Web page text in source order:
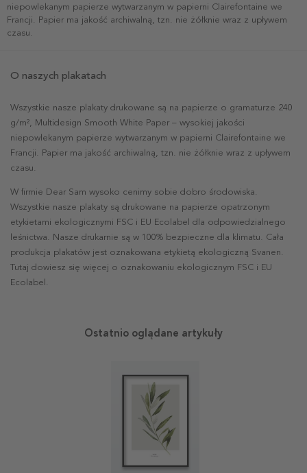
niepowlekanym papierze wytwarzanym w papierni Clairefontaine we
Francji. Papier ma jakość archiwalną, tzn. nie żółknie wraz z upływem
czasu.
O naszych plakatach
Wszystkie nasze plakaty drukowane są na papierze o gramaturze 240
g/m², Multidesign Smooth White Paper – wysokiej jakości
niepowlekanym papierze wytwarzanym w papierni Clairefontaine we
Francji. Papier ma jakość archiwalną, tzn. nie żółknie wraz z upływem
czasu.
W firmie Dear Sam wysoko cenimy sobie dobro środowiska.
Wszystkie nasze plakaty są drukowane na papierze opatrzonym
etykietami ekologicznymi FSC i EU Ecolabel dla odpowiedzialnego
leśnictwa. Nasze drukarnie są w 100% bezpieczne dla klimatu. Cała
produkcja plakatów jest oznakowana etykietą ekologiczną Svanen.
Tutaj dowiesz się więcej o oznakowaniu ekologicznym FSC i EU
Ecolabel.
Ostatnio oglądane artykuły